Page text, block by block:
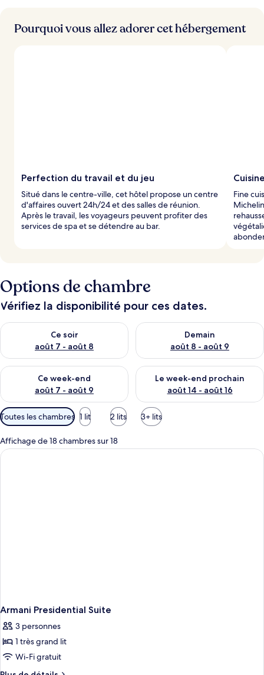
Pourquoi vous allez adorer cet hébergement
Perfection du travail et du jeu
Situé dans le centre-ville, cet hôtel propose un centre
d'affaires ouvert 24h/24 et des salles de réunion.
Après le travail, les voyageurs peuvent profiter des
services de spa et se détendre au bar.
Fine
Options de chambre
Vérifiez la disponibilité pour ces dates.
Ce soir
août 7 - août 8
Vérifier la disponibilité pour ce soir août 7 - août 8
Demain
août 8 - août 9
Vérifier la disponibilité pour
Ce week-end
août 7 - août 9
Vérifier la disponibilité pour ce week-end août 7 - août 9
Le week-end prochain
août 14 - août 16
Vérifier la disponibilité pour
Filtres
disponibles
pour
les
Toutes les chambres 1 lit 2 lits 3+ lits
Affichage de 18 chambres sur 18
Armani Presidential Suite
3 personnes
1 très grand lit
Wi-Fi gratuit